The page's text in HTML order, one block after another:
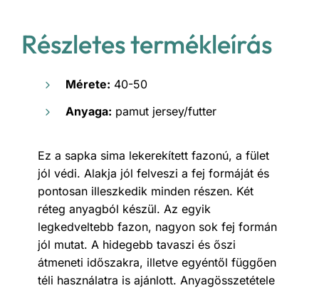
Részletes termékleírás
Mérete: 40-50
Anyaga: pamut jersey/futter
Ez a sapka sima lekerekített fazonú, a fület
jól védi. Alakja jól felveszi a fej formáját és
pontosan illeszkedik minden részen. Két
réteg anyagból készül. Az egyik
legkedveltebb fazon, nagyon sok fej formán
jól mutat. A hidegebb tavaszi és őszi
átmeneti időszakra, illetve egyéntől függően
téli használatra is ajánlott. Anyagösszetétele